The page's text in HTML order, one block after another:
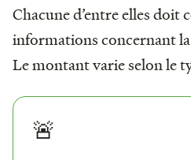
Chacune d’entre elles doit
informations concernant
Le montant varie selon le
🚨